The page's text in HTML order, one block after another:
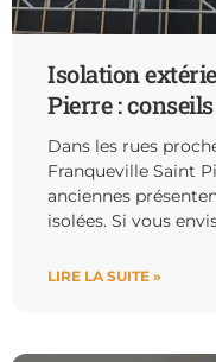
Isolation
Pierre :
Dans les rues
Franqueville Saint
anciennes
isolées. Si vous
LIRE LA SUITE »